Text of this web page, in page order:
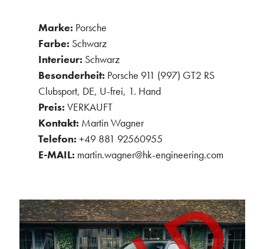
Marke: Porsche
Farbe: Schwarz
Interieur: Schwarz
Besonderheit: Porsche 911 (997) GT2 RS
Clubsport, DE, U-frei, 1. Hand
Preis: VERKAUFT
Kontakt: Martin Wagner
Telefon: +49 881 92560955
E-MAIL: martin.wagner@hk-engineering.com